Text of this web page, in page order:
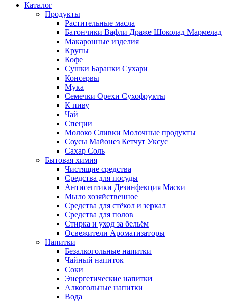
Каталог
Продукты
Растительные масла
Батончики Вафли Драже Шоколад Мармелад
Макаронные изделия
Крупы
Кофе
Сушки Баранки Сухари
Консервы
Мука
Семечки Орехи Сухофрукты
К пиву
Чай
Специи
Молоко Сливки Молочные продукты
Соусы Майонез Кетчут Уксус
Сахар Соль
Бытовая химия
Чистящие средства
Средства для посуды
Антисептики Дезинфекция Маски
Мыло хозяйственное
Средства для стёкол и зеркал
Средства для полов
Стирка и уход за бельём
Освежители Ароматизаторы
Напитки
Безалкогольные напитки
Чайный напиток
Соки
Энергетические напитки
Алкогольные напитки
Вода